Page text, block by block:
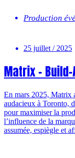
Production
25 juillet / 2025
Matrix – Build-
En mars 2025, Matrix
audacieux à Toronto,
pour maximiser la
l’influence de la
assumée, espiègle et